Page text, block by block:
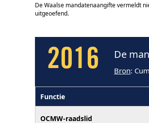
De Waalse mandatenaangifte vermeldt
uitgeoefend.
2016 De
Bron:
Functie
OCMW-raadslid